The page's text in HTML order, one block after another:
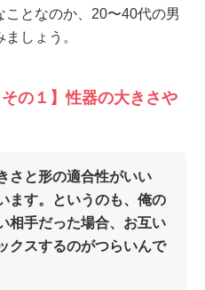
となのか、20〜40代の男
しょう。
の１】性器の大きさや
さと形の適合性がいい
ます。というのも、俺の
相手だった場合、お互い
クスするのがつらいんで